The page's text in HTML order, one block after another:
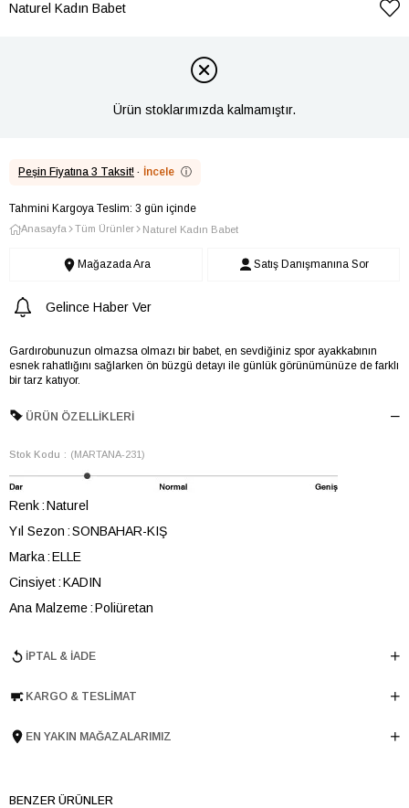
Naturel Kadın Babet
Ürün stoklarımızda kalmamıştır.
Peşin Fiyatına 3 Taksit! · İncele ⓘ
Tahmini Kargoya Teslim: 3 gün içinde
Anasayfa Tüm Ürünler Naturel Kadın Babet
Mağazada Ara Satış Danışmanına Sor
Gelince Haber Ver
Gardırobunuzun olmazsa olmazı bir babet, en sevdiğiniz spor ayakkabının
esnek rahatlığını sağlarken ön büzgü detayı ile günlük görünümünüze de farklı
bir tarz katıyor.
ÜRÜN ÖZELLIKLERI
Stok Kodu (MARTANA-231)
Renk Naturel
Yıl Sezon SONBAHAR-KIŞ
Marka ELLE
Cinsiyet KADIN
Ana Malzeme Poliüretan
Topuk Boyu 1 cm
Tema Ruffles
İPTAL & İADE
KARGO & TESLIMAT
EN YAKIN MAĞAZALARIMIZ
BENZER ÜRÜNLER